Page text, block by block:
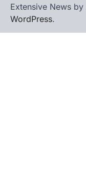
Extensive News by
WordPress.